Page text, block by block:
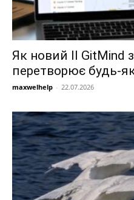
Як новий ІІ GitMind
перетворює будь-
maxwelhelp - 22.07.2026